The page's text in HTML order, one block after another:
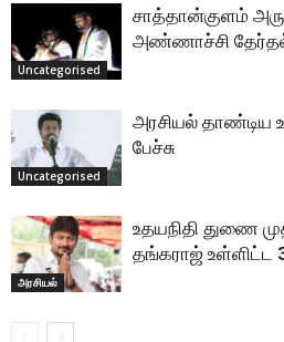
Uncategorised
சாத்தான்குளம்
அண்ணாச்சி தேர்தல்
Uncategorised
அரசியல் தாண்டிய
பேச்சு
அரசியல்
உதயநிதி துணை
தங்கராஜ் உள்ளிட்ட